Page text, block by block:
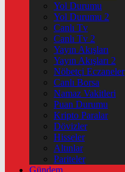
Yol Durumu
Yol Durumu 2
Canlı Tv
Canlı Tv 2
Yayın Akışları
Yayın Akışları 2
Nöbetçi Eczaneler
Canlı Borsa
Namaz Vakitleri
Puan Durumu
Kripto Paralar
Dövizler
Hisseler
Altınlar
Pariteler
Gündem